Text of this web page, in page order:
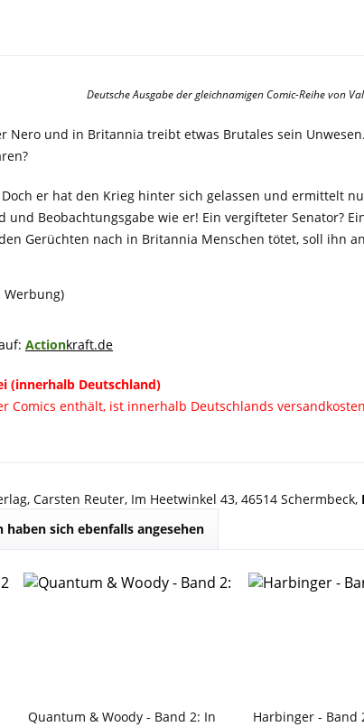
Deutsche Ausgabe der gleichnamigen Comic-Reihe von
Nero und in Britannia treibt etwas Brutales sein
er hat den Krieg hinter sich gelassen und ermittelt
und Beobachtungsgabe wie er! Ein vergifteter Senator?
Gerüchten nach in Britannia Menschen tötet, soll ihn
Werbung)
Actionkraft.de
(innerhalb Deutschland)
Comics enthält, ist innerhalb Deutschlands
Carsten Reuter, Im Heetwinkel 43, 46514 Schermbeck,
haben sich ebenfalls angesehen
Quantum & Woody - Band 2: In
Harbinger - Band